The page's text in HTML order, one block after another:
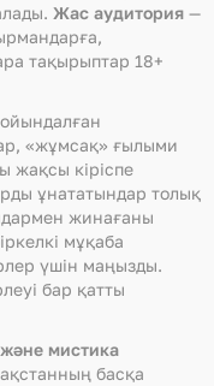
Жас аудитория —
тақырыптар 18+
«жұмсақ» ғылыми
жақсы кіріспе
ұнататындар толық
жинағаны
мұқаба
үшін маңызды.
бар қатты
мистика
басқа